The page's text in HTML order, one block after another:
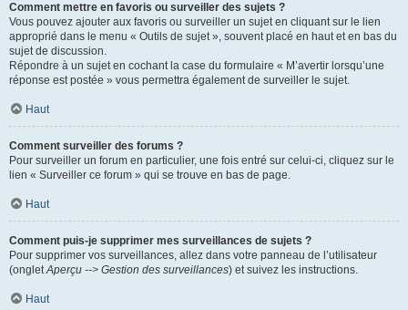
Comment mettre en favoris ou surveiller des sujets ?
Vous pouvez ajouter aux favoris ou surveiller un sujet en cliquant sur le lien
approprié dans le menu « Outils de sujet », souvent placé en haut et en bas du
sujet de discussion.
Répondre à un sujet en cochant la case du formulaire « M’avertir lorsqu’une
réponse est postée » vous permettra également de surveiller le sujet.
Haut
Comment surveiller des forums ?
Pour surveiller un forum en particulier, une fois entré sur celui-ci, cliquez sur le
lien « Surveiller ce forum » qui se trouve en bas de page.
Haut
Comment puis-je supprimer mes surveillances de sujets ?
Pour supprimer vos surveillances, allez dans votre panneau de l’utilisateur
(ongletAperçu --> Gestion des surveillances) et suivez les instructions.
Haut